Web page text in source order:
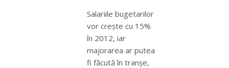
Salariile bugetarilor
vor creşte cu 15%
în 2012, iar
majorarea ar putea
fi făcută în tranşe,